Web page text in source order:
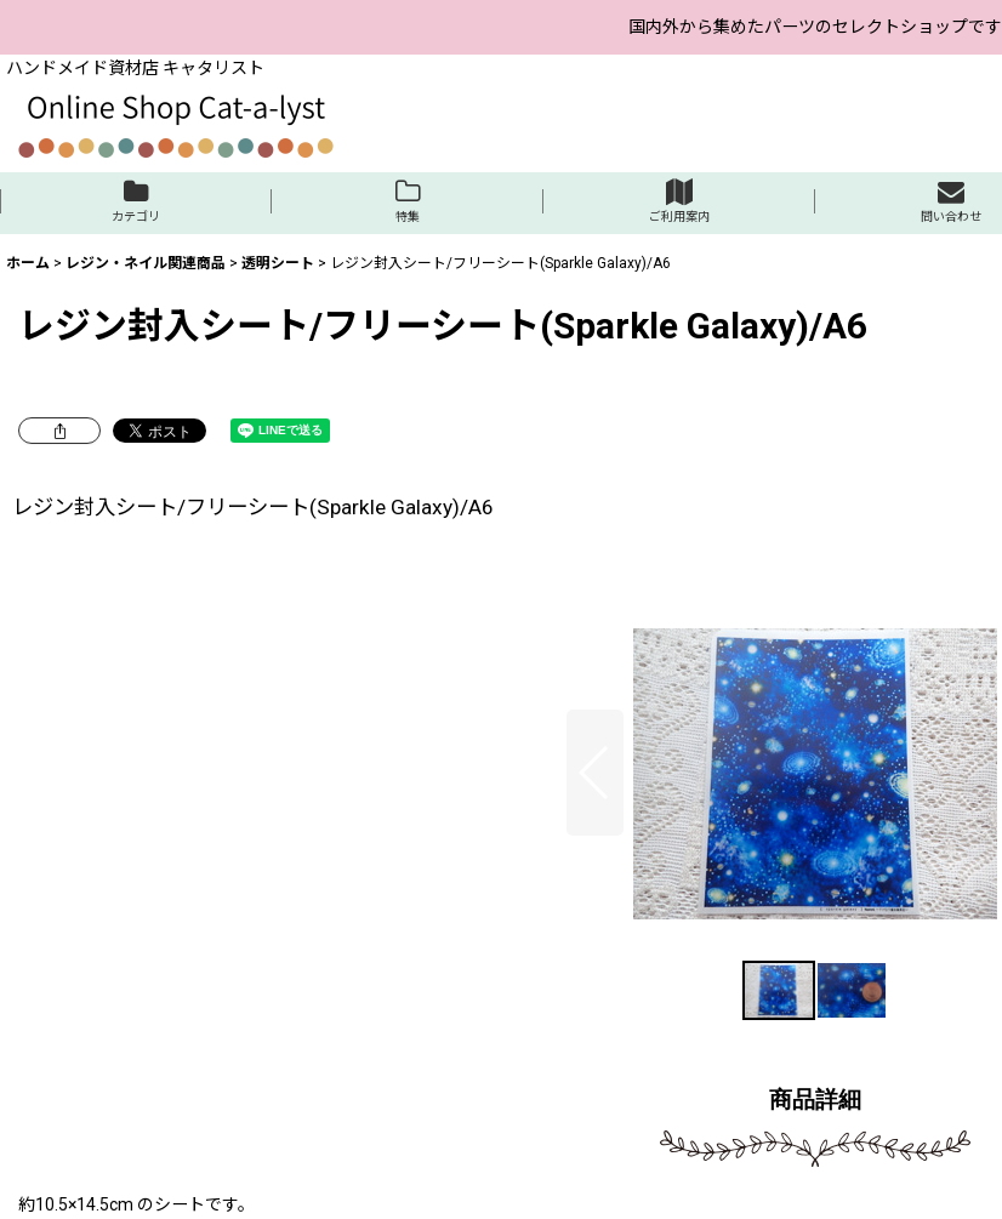
国内外から集めたパーツのセレクトショップです
ハンドメイド資材店 キャタリスト
カテゴリ 特集 ご利用案内 問い合わせ
ホーム > レジン・ネイル関連商品 > 透明シート > レジン封入シート/フリーシート(Sparkle Galaxy)/A6
レジン封入シート/フリーシート(Sparkle Galaxy)/A6
レジン封入シート/フリーシート(Sparkle Galaxy)/A6
商品詳細
約10.5×14.5cm のシートです。